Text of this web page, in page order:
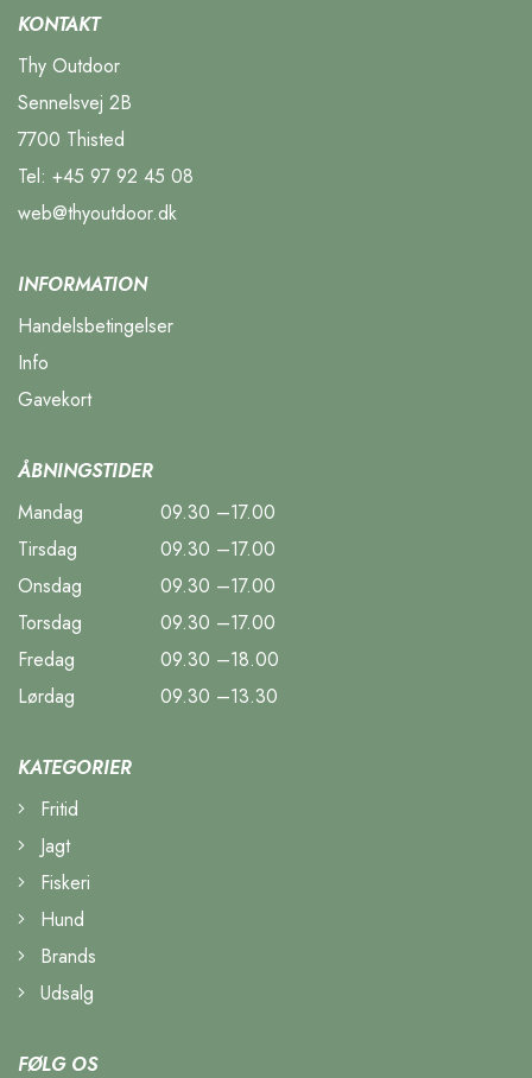
KONTAKT
Thy Outdoor
Sennelsvej 2B
7700 Thisted
Tel: +45 97 92 45 08
web@thyoutdoor.dk
INFORMATION
Handelsbetingelser
Info
Gavekort
ÅBNINGSTIDER
Mandag
09.30 –17.00
Tirsdag
09.30 –17.00
Onsdag
09.30 –17.00
Torsdag
09.30 –17.00
Fredag
09.30 –18.00
Lørdag
09.30 –13.30
KATEGORIER
Fritid
Jagt
Fiskeri
Hund
Brands
Udsalg
FØLG OS